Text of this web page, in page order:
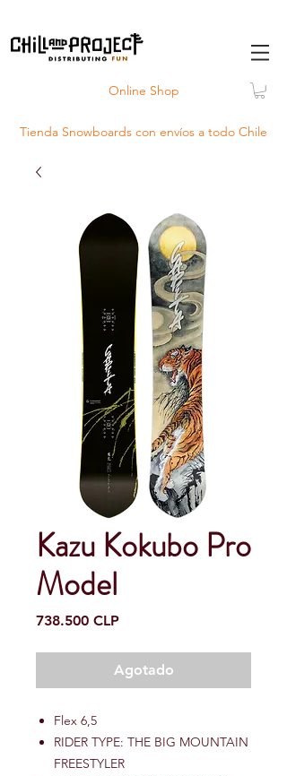
Online Shop
Tienda Snowboards con envíos a todo Chile
Kazu Kokubo Pro
Model
738.500 CLPPrecio
Agotado
Flex 6,5
RIDER TYPE: THE BIG MOUNTAIN
FREESTYLER